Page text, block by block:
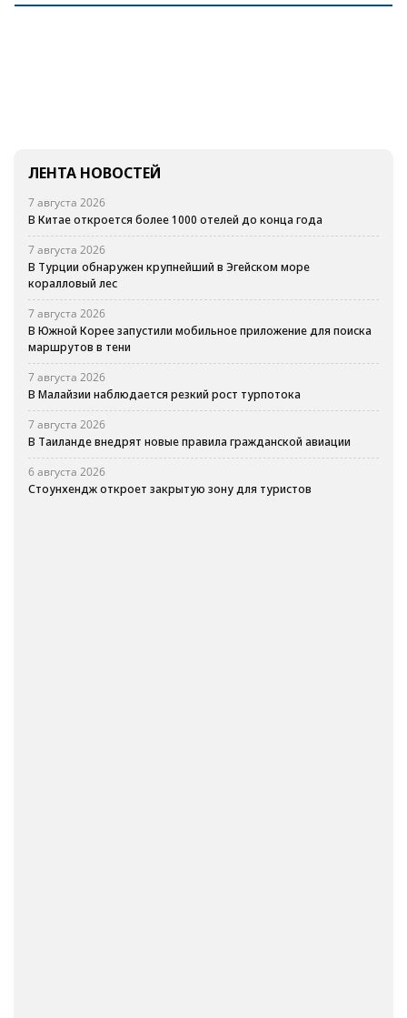
ЛЕНТА НОВОСТЕЙ
7 августа 2026
В Китае откроется более 1000 отелей до конца года
7 августа 2026
В Турции обнаружен крупнейший в Эгейском море
коралловый лес
7 августа 2026
В Южной Корее запустили мобильное приложение для поиска
маршрутов в тени
7 августа 2026
В Малайзии наблюдается резкий рост турпотока
7 августа 2026
В Таиланде внедрят новые правила гражданской авиации
6 августа 2026
Стоунхендж откроет закрытую зону для туристов